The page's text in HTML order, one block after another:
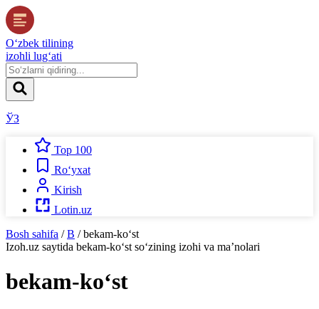
O‘zbek tilining
izohli lug‘ati
ЎЗ
Top 100
Ro‘yxat
Kirish
Lotin.uz
Bosh sahifa / B / bekam-ko‘st
Izoh.uz saytida bekam-ko‘st so‘zining izohi va ma’nolari
bekam-ko‘st